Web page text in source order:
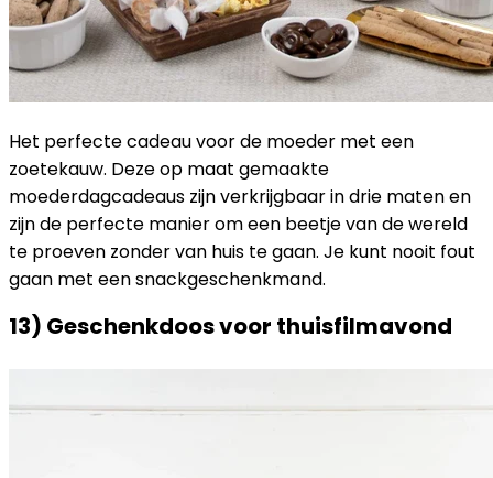
Het perfecte cadeau voor de moeder met een
zoetekauw. Deze op maat gemaakte
moederdagcadeaus zijn verkrijgbaar in drie maten en
zijn de perfecte manier om een ​​beetje van de wereld
te proeven zonder van huis te gaan. Je kunt nooit fout
gaan met een snackgeschenkmand.
13) Geschenkdoos voor thuisfilmavond